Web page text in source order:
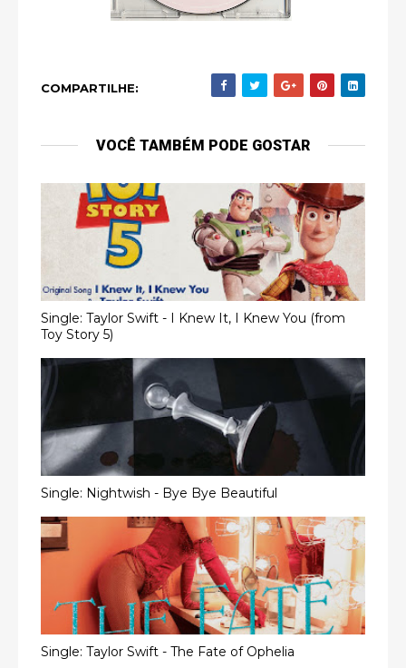
COMPARTILHE:
VOCÊ TAMBÉM PODE GOSTAR
Single: Taylor Swift - I Knew It, I Knew You (from
Toy Story 5)
Single: Nightwish - Bye Bye Beautiful
Single: Taylor Swift - The Fate of Ophelia